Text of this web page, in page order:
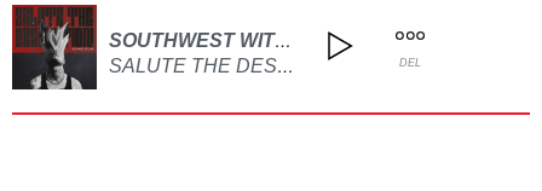
SOUTHWEST WITCHES
SALUTE THE DESOLUTION
DEL